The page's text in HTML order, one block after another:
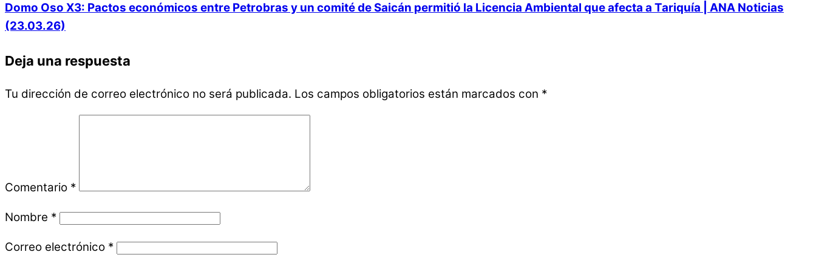
Domo Oso X3: Pactos económicos entre Petrobras y un comité de Saicán permitió la Licencia Ambiental que afecta a Tariquía | ANA Noticias
(23.03.26)
Deja una respuesta
Tu dirección de correo electrónico no será publicada. Los campos obligatorios están marcados con *
Comentario *
Nombre *
Correo electrónico *